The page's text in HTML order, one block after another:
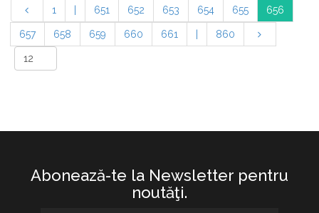
1 651 652 653 654 655 656
657 658 659 660 661 860
Abonează-te la Newsletter pentru
noutăţi.